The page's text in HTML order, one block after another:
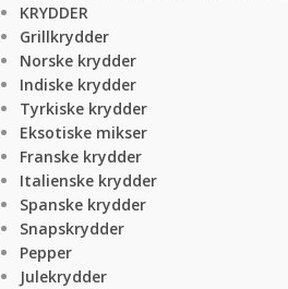
KRYDDER
Grillkrydder
Norske krydder
Indiske krydder
Tyrkiske krydder
Eksotiske mikser
Franske krydder
Italienske krydder
Spanske krydder
Snapskrydder
Pepper
Julekrydder